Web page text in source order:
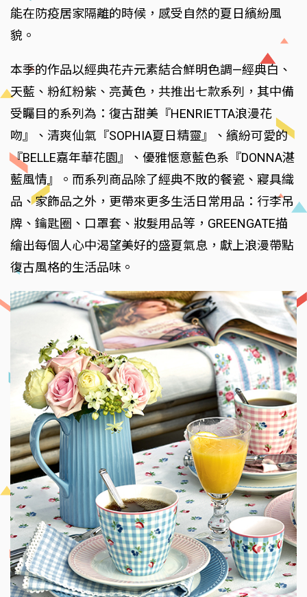
能在防疫居家隔離的時候，感受自然的夏日繽紛風
貌。
本季的作品以經典花卉元素結合鮮明色調—經典白、
天藍、粉紅粉紫、亮黃色，共推出七款系列，其中備
受矚目的系列為：復古甜美『HENRIETTA浪漫花
吻』、清爽仙氣『SOPHIA夏日精靈』、繽紛可愛的
『BELLE嘉年華花園』、優雅愜意藍色系『DONNA湛
藍風情』。而系列商品除了經典不敗的餐瓷、寢具織
品、家飾品之外，更帶來更多生活日常用品：行李吊
牌、鑰匙圈、口罩套、妝髮用品等，GREENGATE描
繪出每個人心中渴望美好的盛夏氣息，獻上浪漫帶點
復古風格的生活品味。